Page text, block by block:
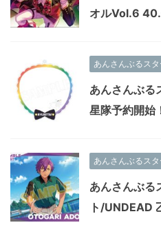
オルVol.6 40.
あんさんぶるスタ
あんさんぶる
星隊予約開始
あんさんぶるスタ
あんさんぶる
ト/UNDEAD